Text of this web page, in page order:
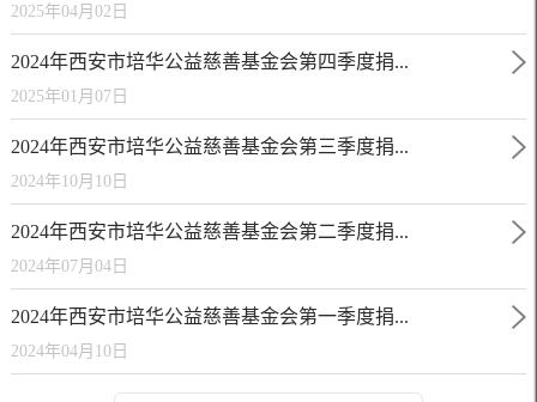
2025年04月02日
2024年西安市培华公益慈善基金会第四季度捐...
2025年01月07日
2024年西安市培华公益慈善基金会第三季度捐...
2024年10月10日
2024年西安市培华公益慈善基金会第二季度捐...
2024年07月04日
2024年西安市培华公益慈善基金会第一季度捐...
2024年04月10日